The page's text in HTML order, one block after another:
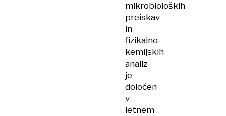
mikrobioloških
preiskav
in
fizikalno-
kemijskih
analiz
je
določen
v
letnem